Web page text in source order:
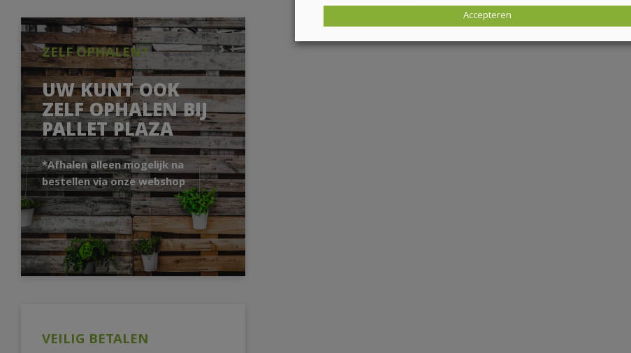
ZELF OPHALEN?
UW KUNT OOK
ZELF OPHALEN BIJ
PALLET PLAZA
*Afhalen alleen mogelijk na
bestellen via onze webshop
VEILIG BETALEN
Accepteren